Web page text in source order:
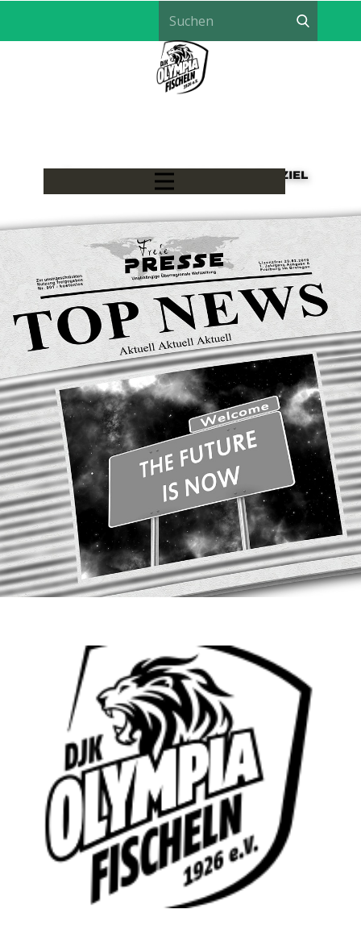
LÖWEN HANDBALL - EIN TEAM, EIN ZIEL